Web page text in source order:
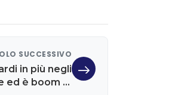
SUCCESSIVO
in più negli
ed è boom di